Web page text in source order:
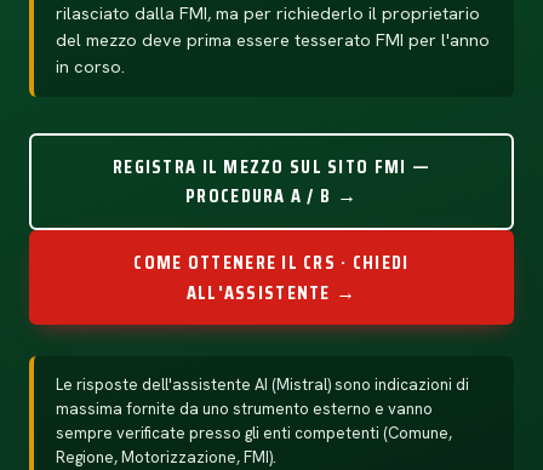
rilasciato dalla FMI, ma per richiederlo il proprietario
del mezzo deve prima essere tesserato FMI per l'anno
in corso.
REGISTRA IL MEZZO SUL SITO FMI —
PROCEDURA A / B →
COME OTTENERE IL CRS · CHIEDI
ALL'ASSISTENTE →
Le risposte dell'assistente AI (Mistral) sono indicazioni di
massima fornite da uno strumento esterno e vanno
sempre verificate presso gli enti competenti (Comune,
Regione, Motorizzazione, FMI).